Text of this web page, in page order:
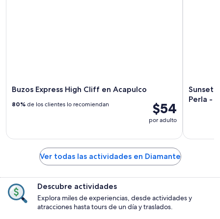
Buzos Express High Cliff en Acapulco
$54
por adulto
80% de los clientes lo recomiendan
Sunset
Perla -
Ver todas las actividades en Diamante
Descubre actividades
Explora miles de experiencias, desde actividades y
atracciones hasta tours de un día y traslados.